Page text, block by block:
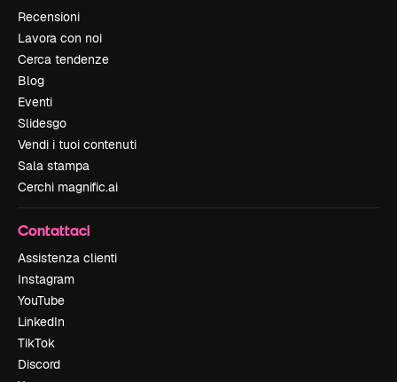
Recensioni
Lavora con noi
Cerca tendenze
Blog
Eventi
Slidesgo
Vendi i tuoi contenuti
Sala stampa
Cerchi magnific.ai
Contattaci
Assistenza clienti
Instagram
YouTube
LinkedIn
TikTok
Discord